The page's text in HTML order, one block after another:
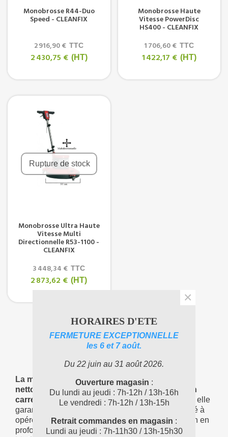
Monobrosse R44-Duo
Speed - CLEANFIX
2 916,90 € TTC
2 430,75 € (HT)
Monobrosse Haute
Vitesse PowerDisc
HS400 - CLEANFIX
1 706,60 € TTC
1 422,17 € (HT)
Rupture de stock
Monobrosse Ultra Haute
Vitesse Multi
Directionnelle R53-1100 -
CLEANFIX
3 448,34 € TTC
2 873,62 € (HT)
1
La monobrosse est un outil essentiel
nettoyage efficace et professionnel des sols en
carrelage.
Adaptée à différents types de surfaces, elle
garantit un résultat impeccable grâce à sa capacité à
opérer à basse vitesse, permettant ainsi une action en
profondeur sans endommager le carrelage.
HORAIRES D'ETE
FERMETURE EXCEPTIONNELLE
les 6 et 7 août.
Du 22 juin au 31 août 2026.
Ouverture magasin :
Du lundi au jeudi : 7h-12h / 13h-16h
Le vendredi : 7h-12h / 13h-15h
Retrait commandes en magasin :
Lundi au jeudi : 7h-11h30 / 13h-15h30
×